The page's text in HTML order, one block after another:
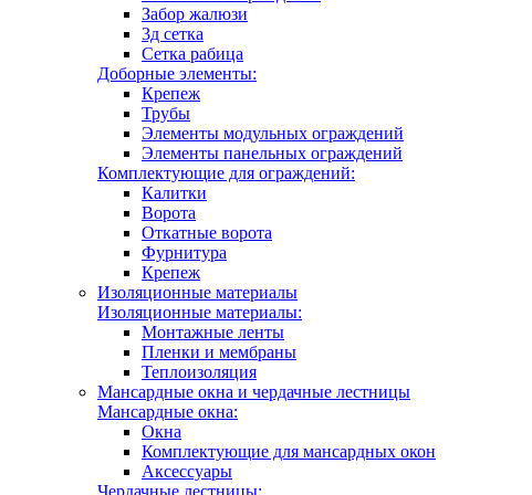
Забор жалюзи
3д сетка
Сетка рабица
Доборные элементы:
Крепеж
Трубы
Элементы модульных ограждений
Элементы панельных ограждений
Комплектующие для ограждений:
Калитки
Ворота
Откатные ворота
Фурнитура
Крепеж
Изоляционные материалы
Изоляционные материалы:
Монтажные ленты
Пленки и мембраны
Теплоизоляция
Мансардные окна и чердачные лестницы
Мансардные окна:
Окна
Комплектующие для мансардных окон
Аксессуары
Чердачные лестницы: